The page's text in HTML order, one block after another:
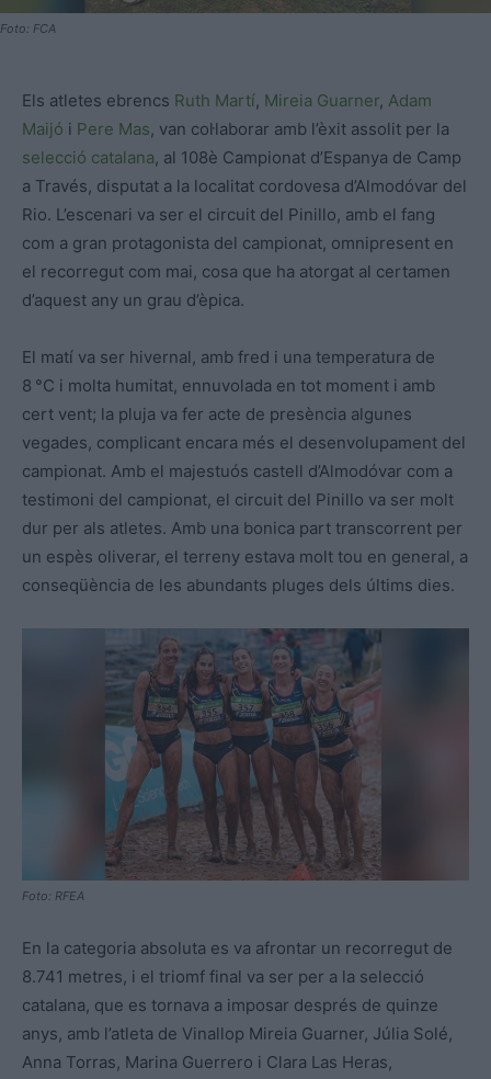
Foto: FCA
Els atletes ebrencs Ruth Martí, Mireia Guarner, Adam
Maijó i Pere Mas, van col·laborar amb l’èxit assolit per la
selecció catalana, al 108è Campionat d’Espanya de Camp
a Través, disputat a la localitat cordovesa d’Almodóvar del
Rio. L’escenari va ser el circuit del Pinillo, amb el fang
com a gran protagonista del campionat, omnipresent en
el recorregut com mai, cosa que ha atorgat al certamen
d’aquest any un grau d’èpica.
El matí va ser hivernal, amb fred i una temperatura de
8 °C i molta humitat, ennuvolada en tot moment i amb
cert vent; la pluja va fer acte de presència algunes
vegades, complicant encara més el desenvolupament del
campionat. Amb el majestuós castell d’Almodóvar com a
testimoni del campionat, el circuit del Pinillo va ser molt
dur per als atletes. Amb una bonica part transcorrent per
un espès oliverar, el terreny estava molt tou en general, a
conseqüència de les abundants pluges dels últims dies.
Foto: RFEA
En la categoria absoluta es va afrontar un recorregut de
8.741 metres, i el triomf final va ser per a la selecció
catalana, que es tornava a imposar després de quinze
anys, amb l’atleta de Vinallop Mireia Guarner, Júlia Solé,
Anna Torras, Marina Guerrero i Clara Las Heras,